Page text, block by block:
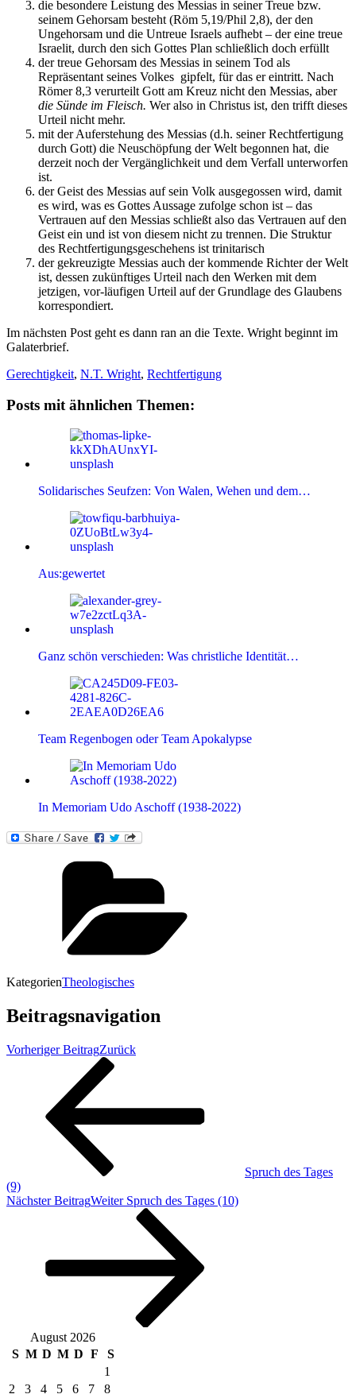
die besondere Leistung des Messias in seiner Treue bzw.
seinem Gehorsam besteht (Röm 5,19/Phil 2,8), der den
Ungehorsam und die Untreue Israels aufhebt – der eine treue
Israelit, durch den sich Gottes Plan schließlich doch erfüllt
der treue Gehorsam des Messias in seinem Tod als
Repräsentant seines Volkes gipfelt, für das er eintritt. Nach
Römer 8,3 verurteilt Gott am Kreuz nicht den Messias, aber
die Sünde im Fleisch. Wer also in Christus ist, den trifft dieses
Urteil nicht mehr.
mit der Auferstehung des Messias (d.h. seiner Rechtfertigung
durch Gott) die Neuschöpfung der Welt begonnen hat, die
derzeit noch der Vergänglichkeit und dem Verfall unterworfen
ist.
der Geist des Messias auf sein Volk ausgegossen wird, damit
es wird, was es Gottes Aussage zufolge schon ist – das
Vertrauen auf den Messias schließt also das Vertrauen auf den
Geist ein und ist von diesem nicht zu trennen. Die Struktur
des Rechtfertigungsgeschehens ist trinitarisch
der gekreuzigte Messias auch der kommende Richter der Welt
ist, dessen zukünftiges Urteil nach den Werken mit dem
jetzigen, vor-läufigen Urteil auf der Grundlage des Glaubens
korrespondiert.
Im nächsten Post geht es dann ran an die Texte. Wright beginnt im
Galaterbrief.
Gerechtigkeit, N.T. Wright, Rechtfertigung
Posts mit ähnlichen Themen:
Solidarisches Seufzen: Von Walen, Wehen und dem…
Aus:gewertet
Ganz schön verschieden: Was christliche Identität…
Team Regenbogen oder Team Apokalypse
In Memoriam Udo Aschoff (1938-2022)
KategorienTheologisches
Beitragsnavigation
Vorheriger BeitragZurück
Spruch des Tages
(9)
Nächster BeitragWeiter Spruch des Tages (10)
August 2026
S M D M D F
S
1
2
3 4 5 6 7 8